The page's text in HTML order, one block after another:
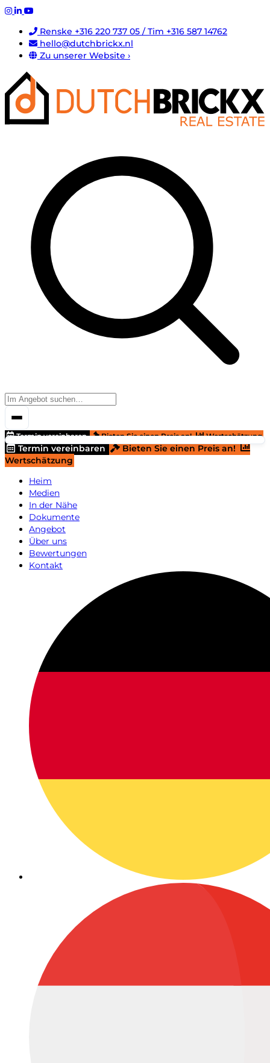
Renske +316 220 737 05 / Tim +316 587 14762
hello@dutchbrickx.nl
Zu unserer Website ›
Termin vereinbaren Bieten Sie einen Preis an! Wertschätzung
Termin vereinbaren
Bieten Sie einen Preis an!
Wertschätzung
Heim
Medien
In der Nähe
Dokumente
Angebot
Über uns
Bewertungen
Kontakt